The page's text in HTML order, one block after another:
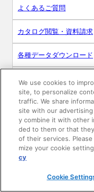
よくあるご質問
カタログ閲覧・資料請求
各種データダウンロード
WEB見積・各種シミュレ
交換用部品の購入
修理・点検
お問い合わせ
We use cookies to
site, to personalize
traffic. We share
site with our
y combine it with other
ded to them or that
of their services.
mize your cookie
cy
Cookie